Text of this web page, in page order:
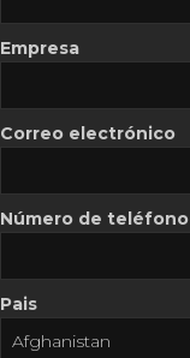
ES
Empresa
Correo electrónico
Número de teléfono
Pais